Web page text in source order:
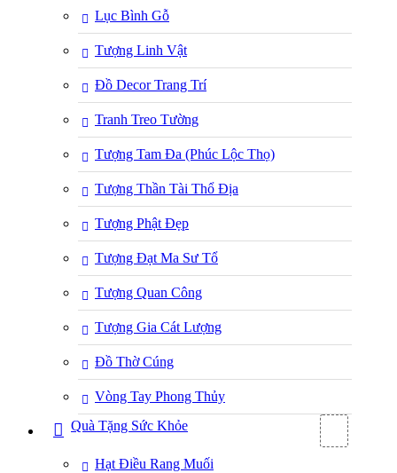
Lục Bình Gỗ
Tượng Linh Vật
Đồ Decor Trang Trí
Tranh Treo Tường
Tượng Tam Đa (Phúc Lộc Thọ)
Tượng Thần Tài Thổ Địa
Tượng Phật Đẹp
Tượng Đạt Ma Sư Tổ
Tượng Quan Công
Tượng Gia Cát Lượng
Đồ Thờ Cúng
Vòng Tay Phong Thủy
Quà Tặng Sức Khỏe
Hạt Điều Rang Muối